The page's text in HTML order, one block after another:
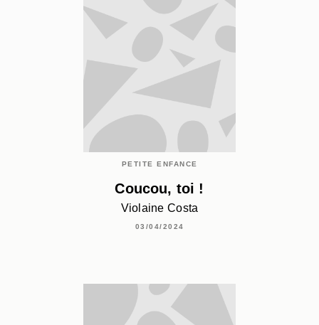
PETITE ENFANCE
Coucou, toi !
Violaine Costa
03/04/2024